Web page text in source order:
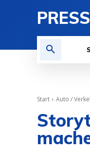
Start Auto /